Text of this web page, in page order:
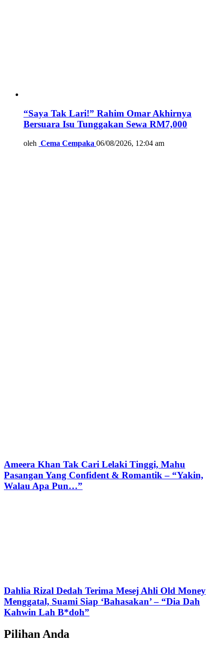
“Saya Tak Lari!” Rahim Omar Akhirnya
Bersuara Isu Tunggakan Sewa RM7,000
oleh Cema Cempaka 06/08/2026, 12:04 am
Ameera Khan Tak Cari Lelaki Tinggi, Mahu
Pasangan Yang Confident & Romantik – “Yakin,
Walau Apa Pun…”
Dahlia Rizal Dedah Terima Mesej Ahli Old Money
Menggatal, Suami Siap ‘Bahasakan’ – “Dia Dah
Kahwin Lah B*doh”
Pilihan Anda